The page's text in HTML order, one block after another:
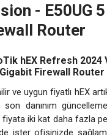
- E50UG
Router
hEX Refresh 2024
Firewall Router
ve uygun fiyatlı hEX
son danınım
fiyata iki kat daha fazla
ister ofisinizde